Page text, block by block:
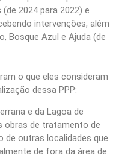
2024 para 2022) e
intervenções, além
Bosque Azul e Ajuda (de
o que eles consideram
dessa PPP:
e da Lagoa de
obras de tratamento de
de outras localidades que
de fora da área de